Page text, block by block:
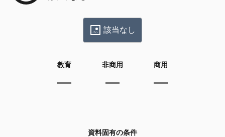
該当なし
教育 非商用 商用
資料固有の条件